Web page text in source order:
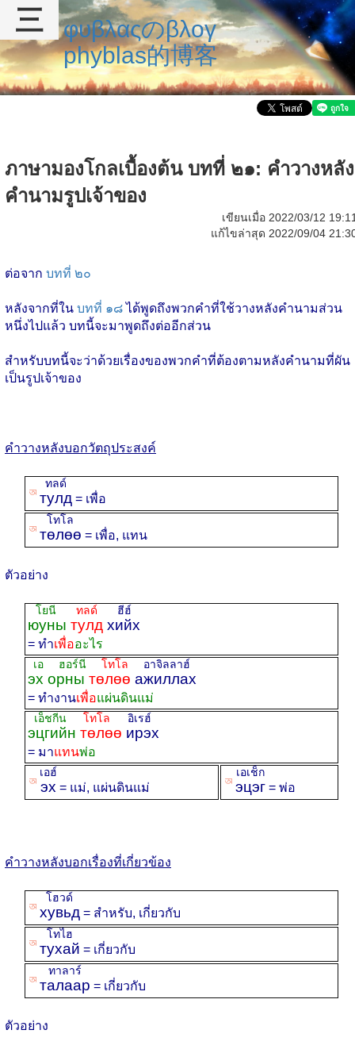
φυβλαςのβλογ
phyblas的博客
ภาษามองโกลเบื้องต้น บทที่ ๒๑: คำวางหลัง
คำนามรูปเจ้าของ
เขียนเมื่อ 2022/03/12
แก้ไขล่าสุด 2022/09/04
ต่อจาก บทที่ ๒๐
หลังจากที่ใน บทที่ ๑๘ได้พูดถึงพวกคำที่ใช้วางหลังคำนามส่วน
หนึ่งไปแล้ว บทนี้จะมาพูดถึงต่ออีกส่วน
สำหรับบทนี้จะว่าด้วยเรื่องของพวกคำที่ต้องตามหลังคำนามที่ผัน
เป็นรูปเจ้าของ
คำวางหลังบอกวัตถุประสงค์
ꡐ тулд
ทลด์
= เพื่อ
ꡐ төлөө
โทโล
= เพื่อ, แทน
ตัวอย่าง
юуны тулдхийх
โยนี ทลด์ ฮีฮ์
= ทำเพื่ออะไร
эх орны төлөө ажиллах
เอ ฮอร์นี โทโล อาจิลลาฮ์
= ทำงานเพื่อแผ่นดินแม่
эцгийн төлөө ирэх
เอ็ชกีน โทโล อิเรฮ์
= มาแทนพ่อ
ꡐ эх
เอฮ์
= แม่, แผ่นดินแม่ ꡐ эцэг
เอเช็ก
= พ่อ
คำวางหลังบอกเรื่องที่เกี่ยวข้อง
ꡐ хувьд
โฮวด์
= สำหรับ, เกี่ยวกับ
ꡐ тухай
โทไฮ
= เกี่ยวกับ
ꡐ талаар
ทาลาร์
= เกี่ยวกับ
ตัวอย่าง
三